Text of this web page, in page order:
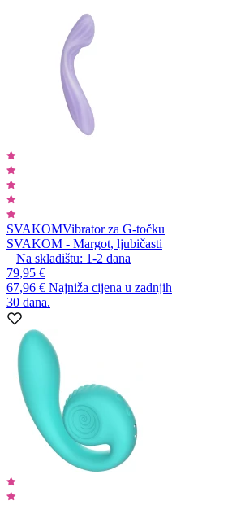
SVAKOMVibrator za G-točku
SVAKOM - Margot, ljubičasti
Na skladištu: 1-2 dana
79,95 €
67,96 € Najniža cijena u zadnjih
30 dana.